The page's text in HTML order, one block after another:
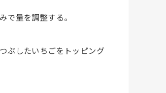
量を調整する。
ぶしたいちごをトッピング